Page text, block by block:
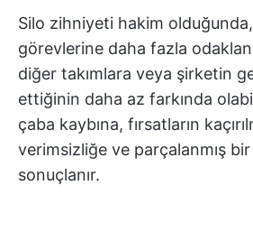
Silo zihniyeti hakim olduğunda,
görevlerine daha fazla
diğer takımlara veya şirketin
ettiğinin daha az farkında
çaba kaybına, fırsatların
verimsizliğe ve parçalanmış
sonuçlanır.